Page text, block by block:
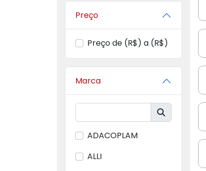
DIREÇÃO-BRAÇO
DIREÇÃO-BOMBA DIREÇÃO
DIREÇÃO-MANGA DE EIXO
DIREÇÃO-FLEXÍVEL
DIREÇÃO-CORREIA
DIREÇÃO-POLIA
DIREÇÃO-MANGUEIRA
Preço
Preço de (R$) a (R$)
Marca
ADACOPLAM
ALLI